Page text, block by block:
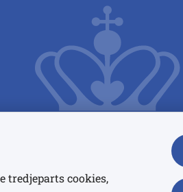
tredjeparts cookies,